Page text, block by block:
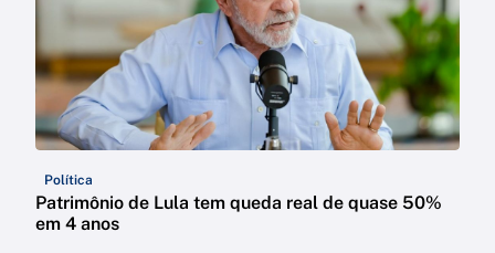
Política
Patrimônio de Lula tem queda real de quase 50%
em 4 anos